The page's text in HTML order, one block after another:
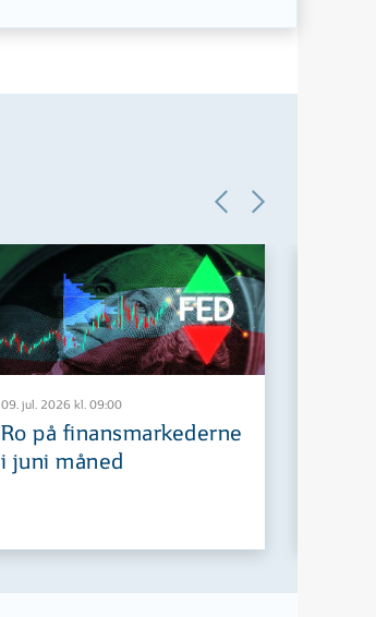
09. jul. 2026 kl. 09:00
Ro på finansmarkederne
i juni måned